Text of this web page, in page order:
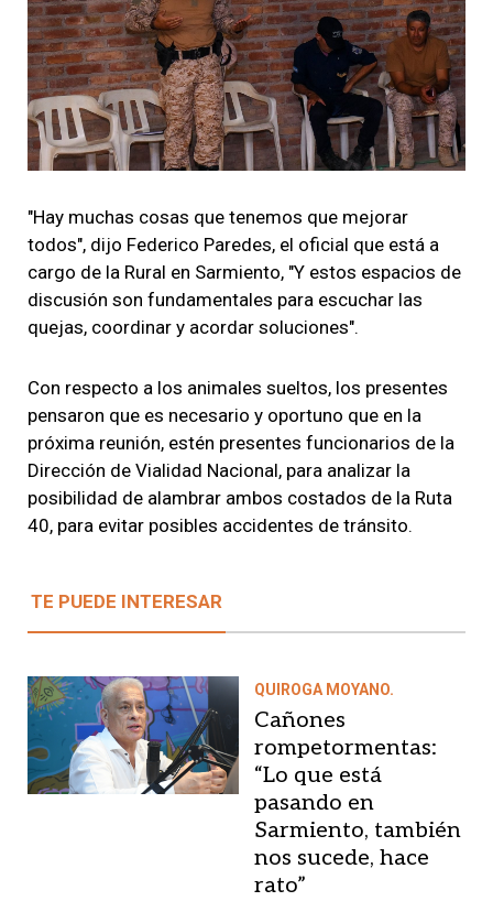
"Hay muchas cosas que tenemos que mejorar
todos", dijo Federico Paredes, el oficial que está a
cargo de la Rural en Sarmiento, "Y estos espacios de
discusión son fundamentales para escuchar las
quejas, coordinar y acordar soluciones".
Con respecto a los animales sueltos, los presentes
pensaron que es necesario y oportuno que en la
próxima reunión, estén presentes funcionarios de la
Dirección de Vialidad Nacional, para analizar la
posibilidad de alambrar ambos costados de la Ruta
40, para evitar posibles accidentes de tránsito.
TE PUEDE INTERESAR
QUIROGA MOYANO.
Cañones
rompetormentas:
“Lo que está
pasando en
Sarmiento, también
nos sucede, hace
rato”